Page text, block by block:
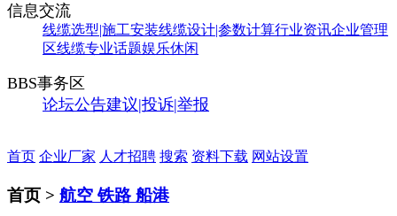
信息交流
线缆选型|施工安装线缆设计|参数计算行业资讯企业管理
区线缆专业话题娱乐休闲
BBS事务区
论坛公告建议|投诉|举报
首页 企业厂家 人才招聘 搜索 资料下载 网站设置
首页 > 航空 铁路 船港